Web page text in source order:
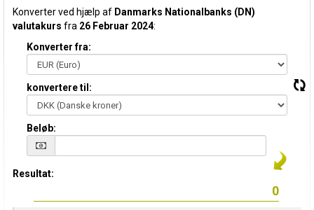
Konverter ved hjælp af Danmarks Nationalbanks (DN)
valutakurs fra 26 Februar 2024:
Konverter fra:
konvertere til:
Beløb:
Resultat: